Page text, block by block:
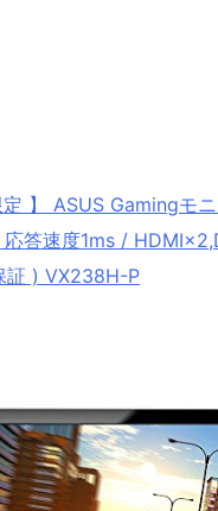
定 】 ASUS Gamingモ
応答速度1ms /
証 ) VX238H-P